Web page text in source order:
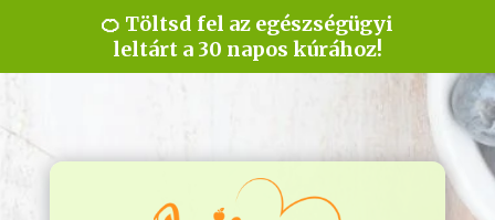
🍊 Töltsd fel az egészségügyi
leltárt a 30 napos kúrához!